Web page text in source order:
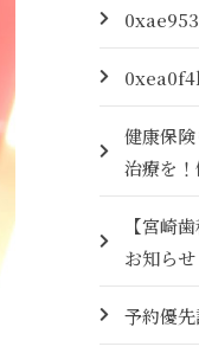
健康保
治療を
【宮崎
お知ら
予約優